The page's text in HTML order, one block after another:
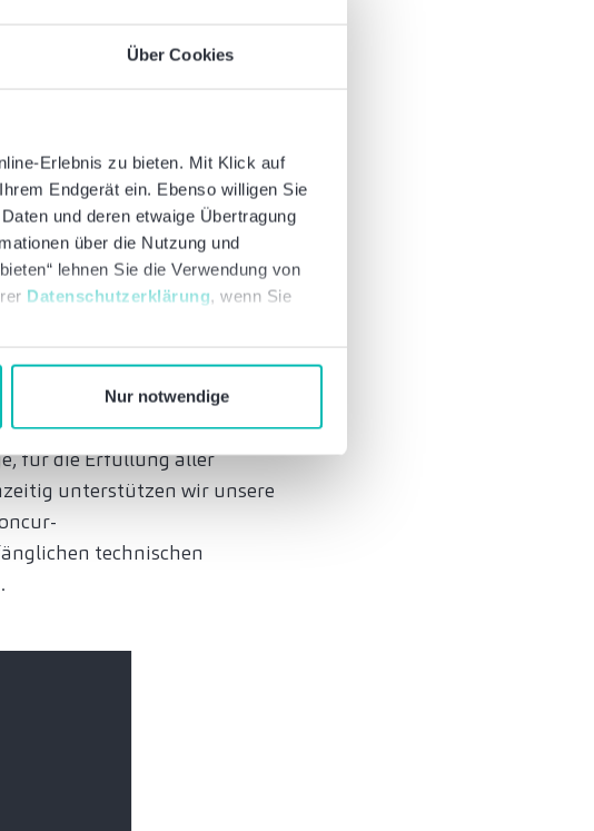
Über Cookies
Erlebnis zu bieten. Mit Klick auf
Endgerät ein. Ebenso willigen Sie
und deren etwaige Übertragung
über die Nutzung und
lehnen Sie die Verwendung von
Datenschutzerklärung, wenn Sie
Nur notwendige
und nutzerfreundlichen
und sind, basierend auf
Dabei arbeiten die SAP-
um
Einbettung intelligenter
in das
Umsetzung nationaler
für die Erfüllung aller
unterstützen wir unsere
technischen